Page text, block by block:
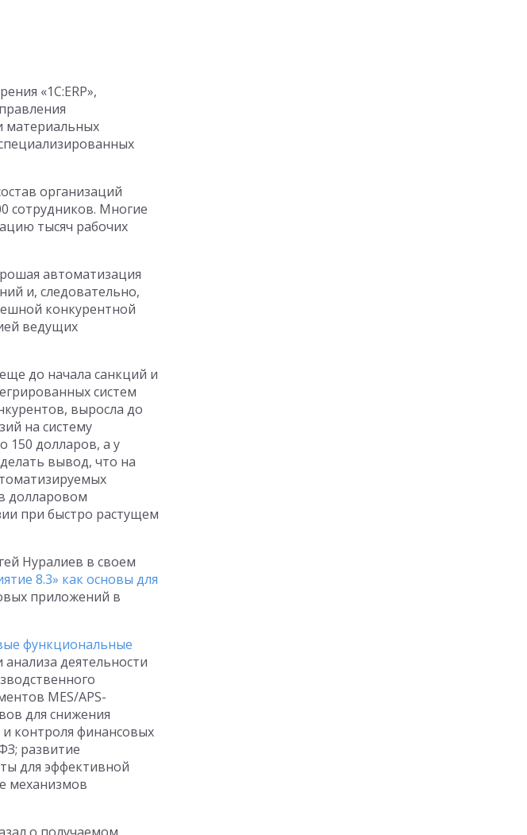
«1С:ERP»,
материальных
организаций
сотрудников. Многие
тысяч рабочих
автоматизация
и, следовательно,
конкурентной
ведущих
до начала санкций и
систем
выросла до
на систему
150 долларов, а у
вывод, что на
долларовом
при быстро растущем
Нуралиев в своем
8.3» как основы для
приложений в
функциональные
деятельности
MES/APS-
для снижения
контроля финансовых
развитие
для эффективной
механизмов